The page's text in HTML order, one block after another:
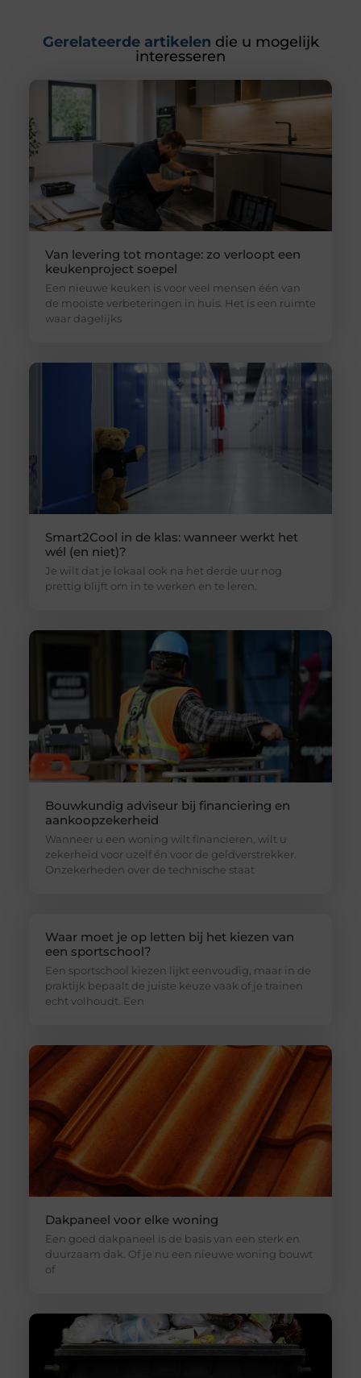
Gerelateerde artikelen die u mogelijk
interesseren
Van levering tot montage: zo verloopt een
keukenproject soepel
Een nieuwe keuken is voor veel mensen één van
de mooiste verbeteringen in huis. Het is een ruimte
waar dagelijks
Smart2Cool in de klas: wanneer werkt het
wél (en niet)?
Je wilt dat je lokaal ook na het derde uur nog
prettig blijft om in te werken en te leren.
Bouwkundig adviseur bij financiering en
aankoopzekerheid
Wanneer u een woning wilt financieren, wilt u
zekerheid voor uzelf én voor de geldverstrekker.
Onzekerheden over de technische staat
Waar moet je op letten bij het kiezen van
een sportschool?
Een sportschool kiezen lijkt eenvoudig, maar in de
praktijk bepaalt de juiste keuze vaak of je trainen
echt volhoudt. Een
Dakpaneel voor elke woning
Een goed dakpaneel is de basis van een sterk en
duurzaam dak. Of je nu een nieuwe woning bouwt
of